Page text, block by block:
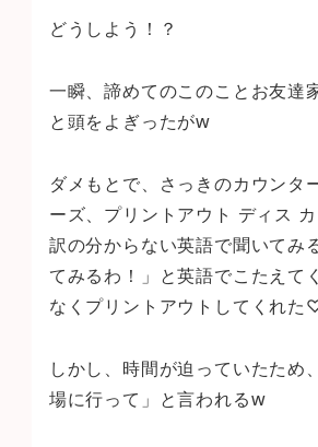
どうしよう！？
一瞬、諦めてのこのことお友達
と頭をよぎったがw
ダメもとで、さっきのカウンタ
ーズ、プリントアウト ディス
訳の分からない英語で聞いてみ
てみるわ！」と英語でこたえて
なくプリントアウトしてくれた
しかし、時間が迫っていたため
場に行って」と言われるw